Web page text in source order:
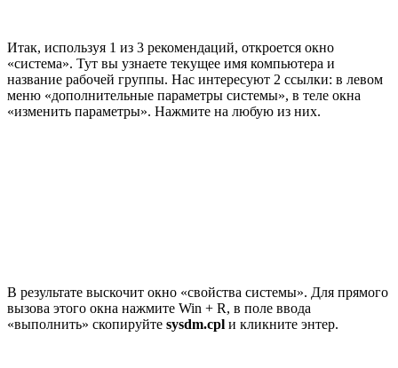
Итак, используя 1 из 3 рекомендаций, откроется окно
«система». Тут вы узнаете текущее имя компьютера и
название рабочей группы. Нас интересуют 2 ссылки: в левом
меню «дополнительные параметры системы», в теле окна
«изменить параметры». Нажмите на любую из них.
В результате выскочит окно «свойства системы». Для прямого
вызова этого окна нажмите Win + R, в поле ввода
«выполнить» скопируйте sysdm.cpl и кликните энтер.